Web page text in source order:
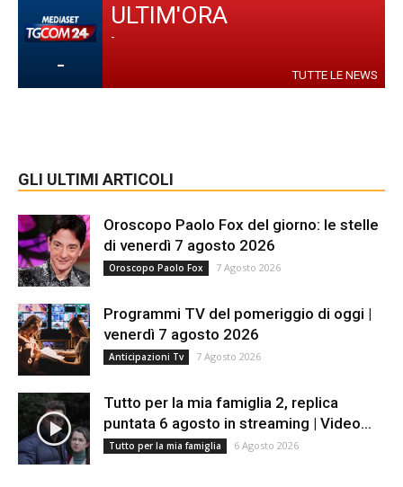
-
ULTIM'ORA
-
TUTTE LE NEWS
GLI ULTIMI ARTICOLI
Oroscopo Paolo Fox del giorno: le stelle
di venerdì 7 agosto 2026
Oroscopo Paolo Fox 7 Agosto 2026
Programmi TV del pomeriggio di oggi |
venerdì 7 agosto 2026
Anticipazioni Tv 7 Agosto 2026
Tutto per la mia famiglia 2, replica
puntata 6 agosto in streaming | Video...
Tutto per la mia famiglia 6 Agosto 2026